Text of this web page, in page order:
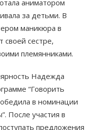
аниматором
за детьми. В
маникюра в
своей сестре,
племянниками.
Надежда
“Говорить
в номинации
После участия в
предложения